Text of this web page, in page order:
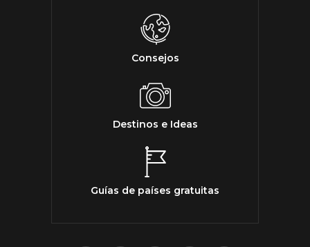
Consejos
Destinos e Ideas
Guías de países gratuitas